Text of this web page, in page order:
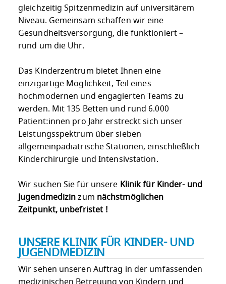
gleichzeitig Spitzenmedizin auf universitärem
Niveau. Gemeinsam schaffen wir eine
Gesundheitsversorgung, die funktioniert –
rund um die Uhr.
Das Kinderzentrum bietet Ihnen eine
einzigartige Möglichkeit, Teil eines
hochmodernen und engagierten Teams zu
werden. Mit 135 Betten und rund 6.000
Patient:innen pro Jahr erstreckt sich unser
Leistungsspektrum über sieben
allgemeinpädiatrische Stationen, einschließlich
Kinderchirurgie und Intensivstation.
Wir suchen Sie für unsere Klinik für Kinder- und
Jugendmedizinzum nächstmöglichen
Zeitpunkt, unbefristet !
UNSERE KLINIK FÜR KINDER- UND
JUGENDMEDIZIN
Wir sehen unseren Auftrag in der umfassenden